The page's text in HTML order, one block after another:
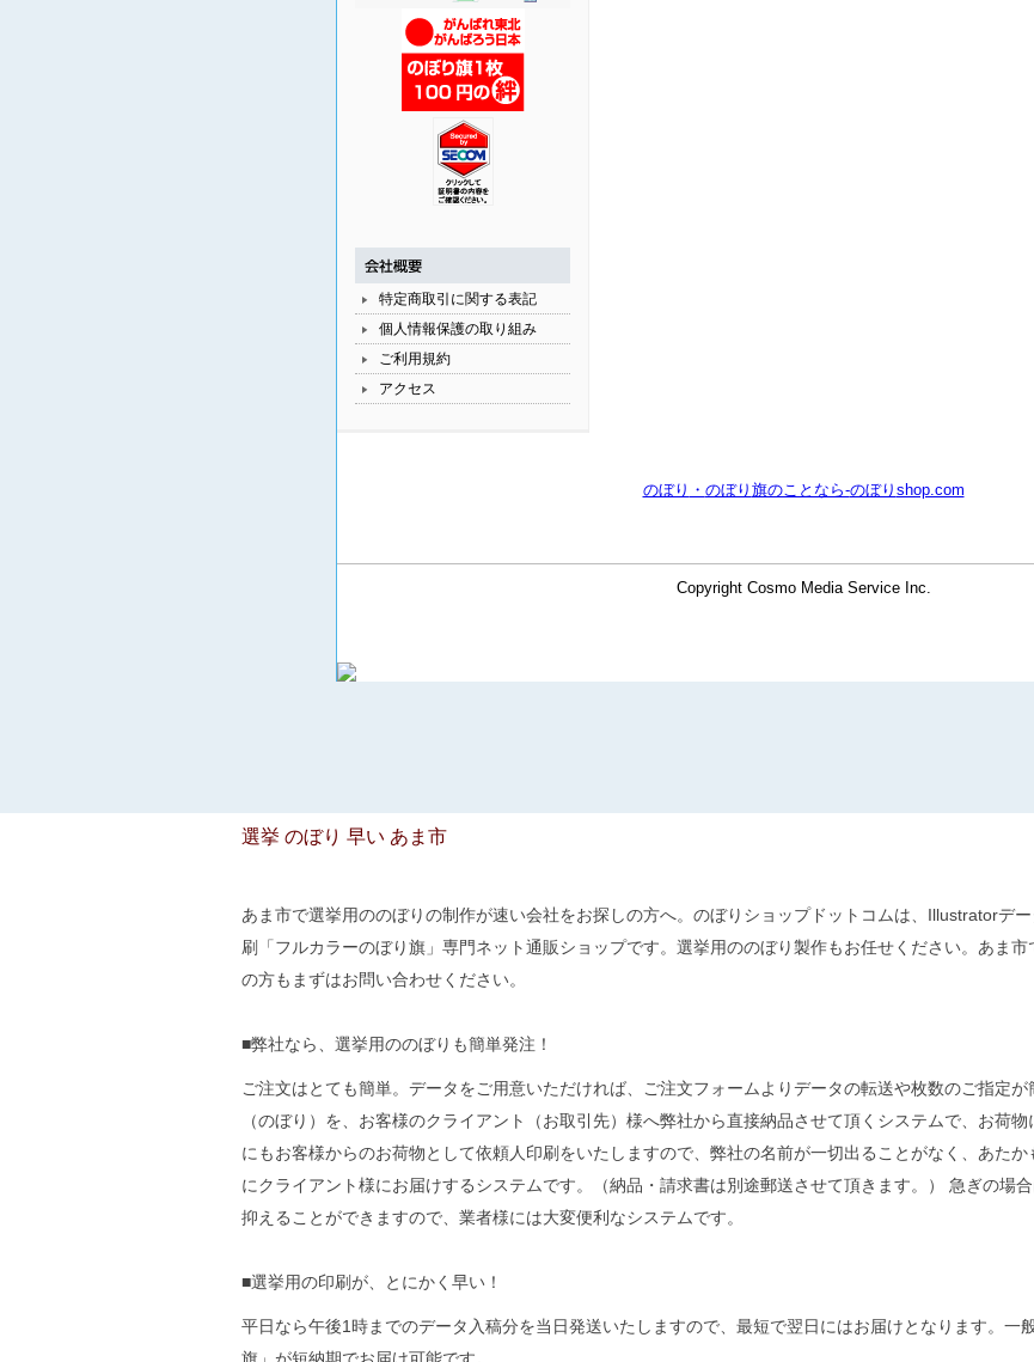
選挙 のぼり 早い あま市
あま市で選挙用ののぼりの制作が速い会社をお探しの方へ。のぼりショップドットコムは、Illustratorデ
刷「フルカラーのぼり旗」専門ネット通販ショップです。選挙用ののぼり製作もお任せください。あま
の方もまずはお問い合わせください。
■弊社なら、選挙用ののぼりも簡単発注！
ご注文はとても簡単。データをご用意いただければ、ご注文フォームよりデータの転送や枚数のご指定
（のぼり）を、お客様のクライアント（お取引先）様へ弊社から直接納品させて頂くシステムで、お荷
にもお客様からのお荷物として依頼人印刷をいたしますので、弊社の名前が一切出ることがなく、あた
にクライアント様にお届けするシステムです。（納品・請求書は別途郵送させて頂きます。） 急ぎの場
抑えることができますので、業者様には大変便利なシステムです。
■選挙用の印刷が、とにかく早い！
平日なら午後1時までのデータ入稿分を当日発送いたしますので、最短で翌日にはお届けとなります。一